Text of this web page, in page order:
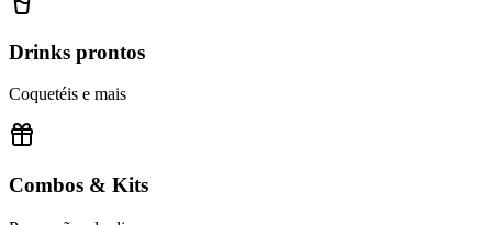
Drinks prontos
Coquetéis e mais
Combos & Kits